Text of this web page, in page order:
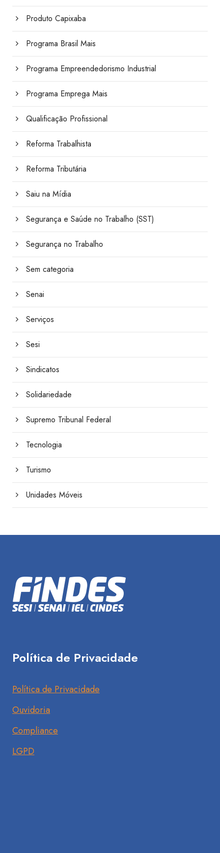
Produto Capixaba
Programa Brasil Mais
Programa Empreendedorismo Industrial
Programa Emprega Mais
Qualificação Profissional
Reforma Trabalhista
Reforma Tributária
Saiu na Mídia
Segurança e Saúde no Trabalho (SST)
Segurança no Trabalho
Sem categoria
Senai
Serviços
Sesi
Sindicatos
Solidariedade
Supremo Tribunal Federal
Tecnologia
Turismo
Unidades Móveis
Política de Privacidade
Política de Privacidade
Ouvidoria
Compliance
LGPD